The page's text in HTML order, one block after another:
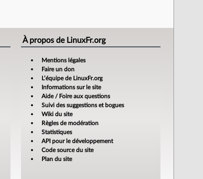
À propos de LinuxFr.org
Mentions légales
Faire un don
L’équipe de LinuxFr.org
Informations sur le site
Aide / Foire aux questions
Suivi des suggestions et bogues
Wiki du site
Règles de modération
Statistiques
API pour le développement
Code source du site
Plan du site